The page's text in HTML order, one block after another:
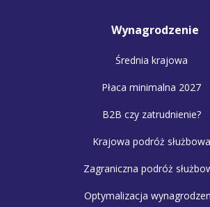
Wynagrodzenie
Średnia krajowa
Płaca minimalna 2027
B2B czy zatrudnienie?
Krajowa podróż służbowa
Zagraniczna podróż
Optymalizacja